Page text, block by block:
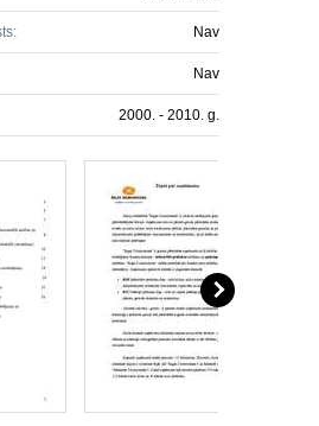
Nav
Nav
2000. - 2010. g.